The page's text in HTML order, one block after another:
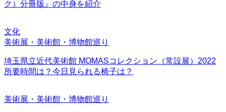
ク）分冊版』の中身を紹介
文化
美術展・美術館・博物館巡り
埼玉県立近代美術館 MOMASコレクション（常設展）2022
所要時間は？今日見られる椅子は？
美術展・美術館・博物館巡り